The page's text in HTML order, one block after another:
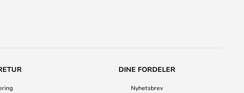
DINE FORDELER
Nyhetsbrev